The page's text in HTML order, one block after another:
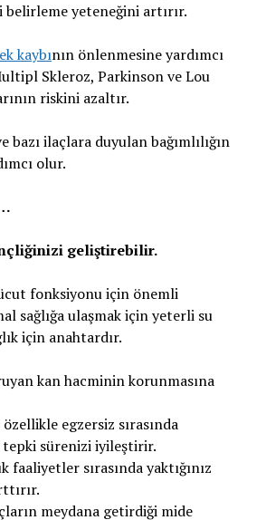
belirleme yeteneğini artırır.
kaybının önlenmesine yardımcı
Skleroz, Parkinson ve Lou
riskini azaltır.
bazı ilaçlara duyulan bağımlılığın
olur.
geliştirebilir.
fonksiyonu için önemli
sağlığa ulaşmak için yeterli su
için anahtardır.
kan hacminin korunmasına
egzersiz sırasında
sürenizi iyileştirir.
faaliyetler sırasında yaktığınız
meydana getirdiği mide